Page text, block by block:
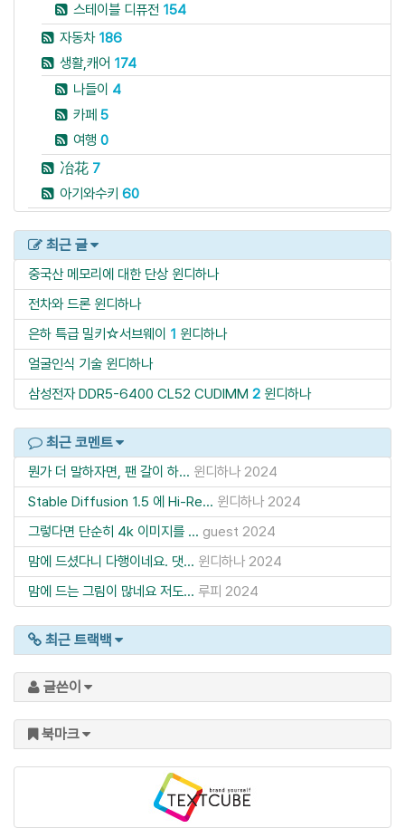
스테이블 디퓨전 154
자동차 186
생활,캐어 174
나들이 4
카페 5
여행 0
冶花 7
아기와수키 60
최근 글
중국산 메모리에 대한 단상 윈디하나
전차와 드론 윈디하나
은하 특급 밀키☆서브웨이 1 윈디하나
얼굴인식 기술 윈디하나
삼성전자 DDR5-6400 CL52 CUDIMM 2 윈디하나
최근 코멘트
뭔가 더 말하자면, 팬 갈이 하... 윈디하나 2024
Stable Diffusion 1.5 에 Hi-Re... 윈디하나 2024
그렇다면 단순히 4k 이미지를 ... guest 2024
맘에 드셨다니 다행이네요. 댓... 윈디하나 2024
맘에 드는 그림이 많네요 저도... 루피 2024
최근 트랙백
글쓴이
북마크